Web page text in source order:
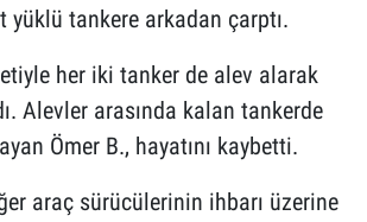
yüklü tankere arkadan çarptı.
her iki tanker de alev alarak
Alevler arasında kalan tankerde
Ömer B., hayatını kaybetti.
araç sürücülerinin ihbarı üzerine